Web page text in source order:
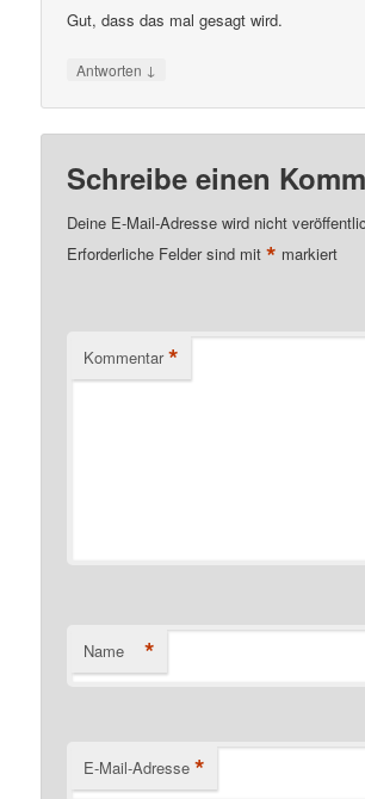
Gut, dass das mal gesagt wird.
Antworten ↓
Schreibe einen
Deine E-Mail-Adresse wird nicht
Erforderliche Felder sind mit* markiert
Kommentar *
Name *
E-Mail-Adresse *